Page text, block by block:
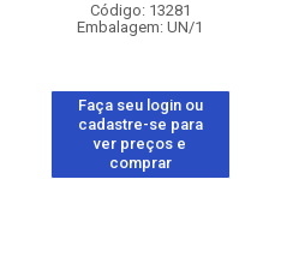
Código: 13281
Embalagem: UN/1
Faça seu login ou
cadastre-se para
ver preços e
comprar